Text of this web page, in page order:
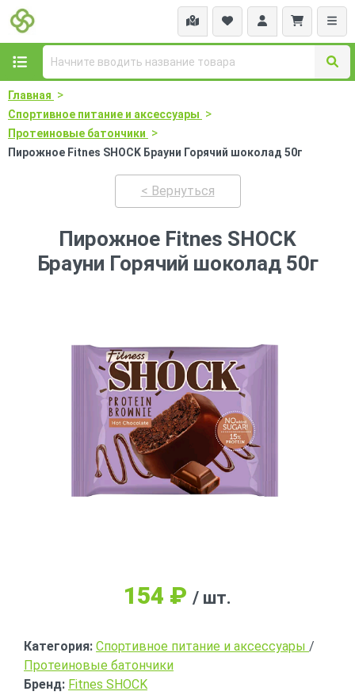
Главная >
Спортивное питание и аксессуары >
Протеиновые батончики >
Пирожное Fitnes SHOCK Брауни Горячий шоколад 50г
< Вернуться
Пирожное Fitnes SHOCK
Брауни Горячий шоколад 50г
154 ₽ / шт.
Категория: Спортивное питание и аксессуары /
Протеиновые батончики
Бренд: Fitnes SHOCK